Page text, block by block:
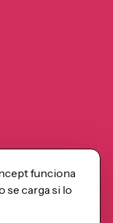
funciona
se carga si lo